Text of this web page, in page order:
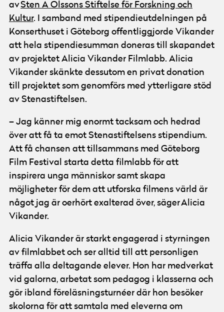
avSten A Olssons Stiftelse för Forskning och
Kultur. I samband med stipendieutdelningen på
Konserthuset i Göteborg offentliggjorde Vikander
att hela stipendiesumman doneras till skapandet
av projektet Alicia Vikander Filmlabb. Alicia
Vikander skänkte dessutom en privat donation
till projektet som genomförs med ytterligare stöd
av Stenastiftelsen.
– Jag känner mig enormt tacksam och hedrad
över att få ta emot Stenastiftelsens stipendium.
Att få chansen att tillsammans med Göteborg
Film Festival starta detta filmlabb för att
inspirera unga människor samt skapa
möjligheter för dem att utforska filmens värld är
något jag är oerhört exalterad över, säger Alicia
Vikander.
Alicia Vikander är starkt engagerad i styrningen
av filmlabbet och ser alltid till att personligen
träffa alla deltagande elever. Hon har medverkat
vid galorna, arbetat som pedagog i klasserna och
gör ibland föreläsningsturnéer där hon besöker
skolorna för att samtala med eleverna om